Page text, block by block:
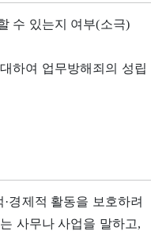
수 있는지 여부(소극)
하여 업무방해죄의 성립
경제적 활동을 보호하려
사무나 사업을 말하고,